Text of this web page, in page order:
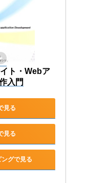
ト・Webア
入門
見る
見る
グで見る